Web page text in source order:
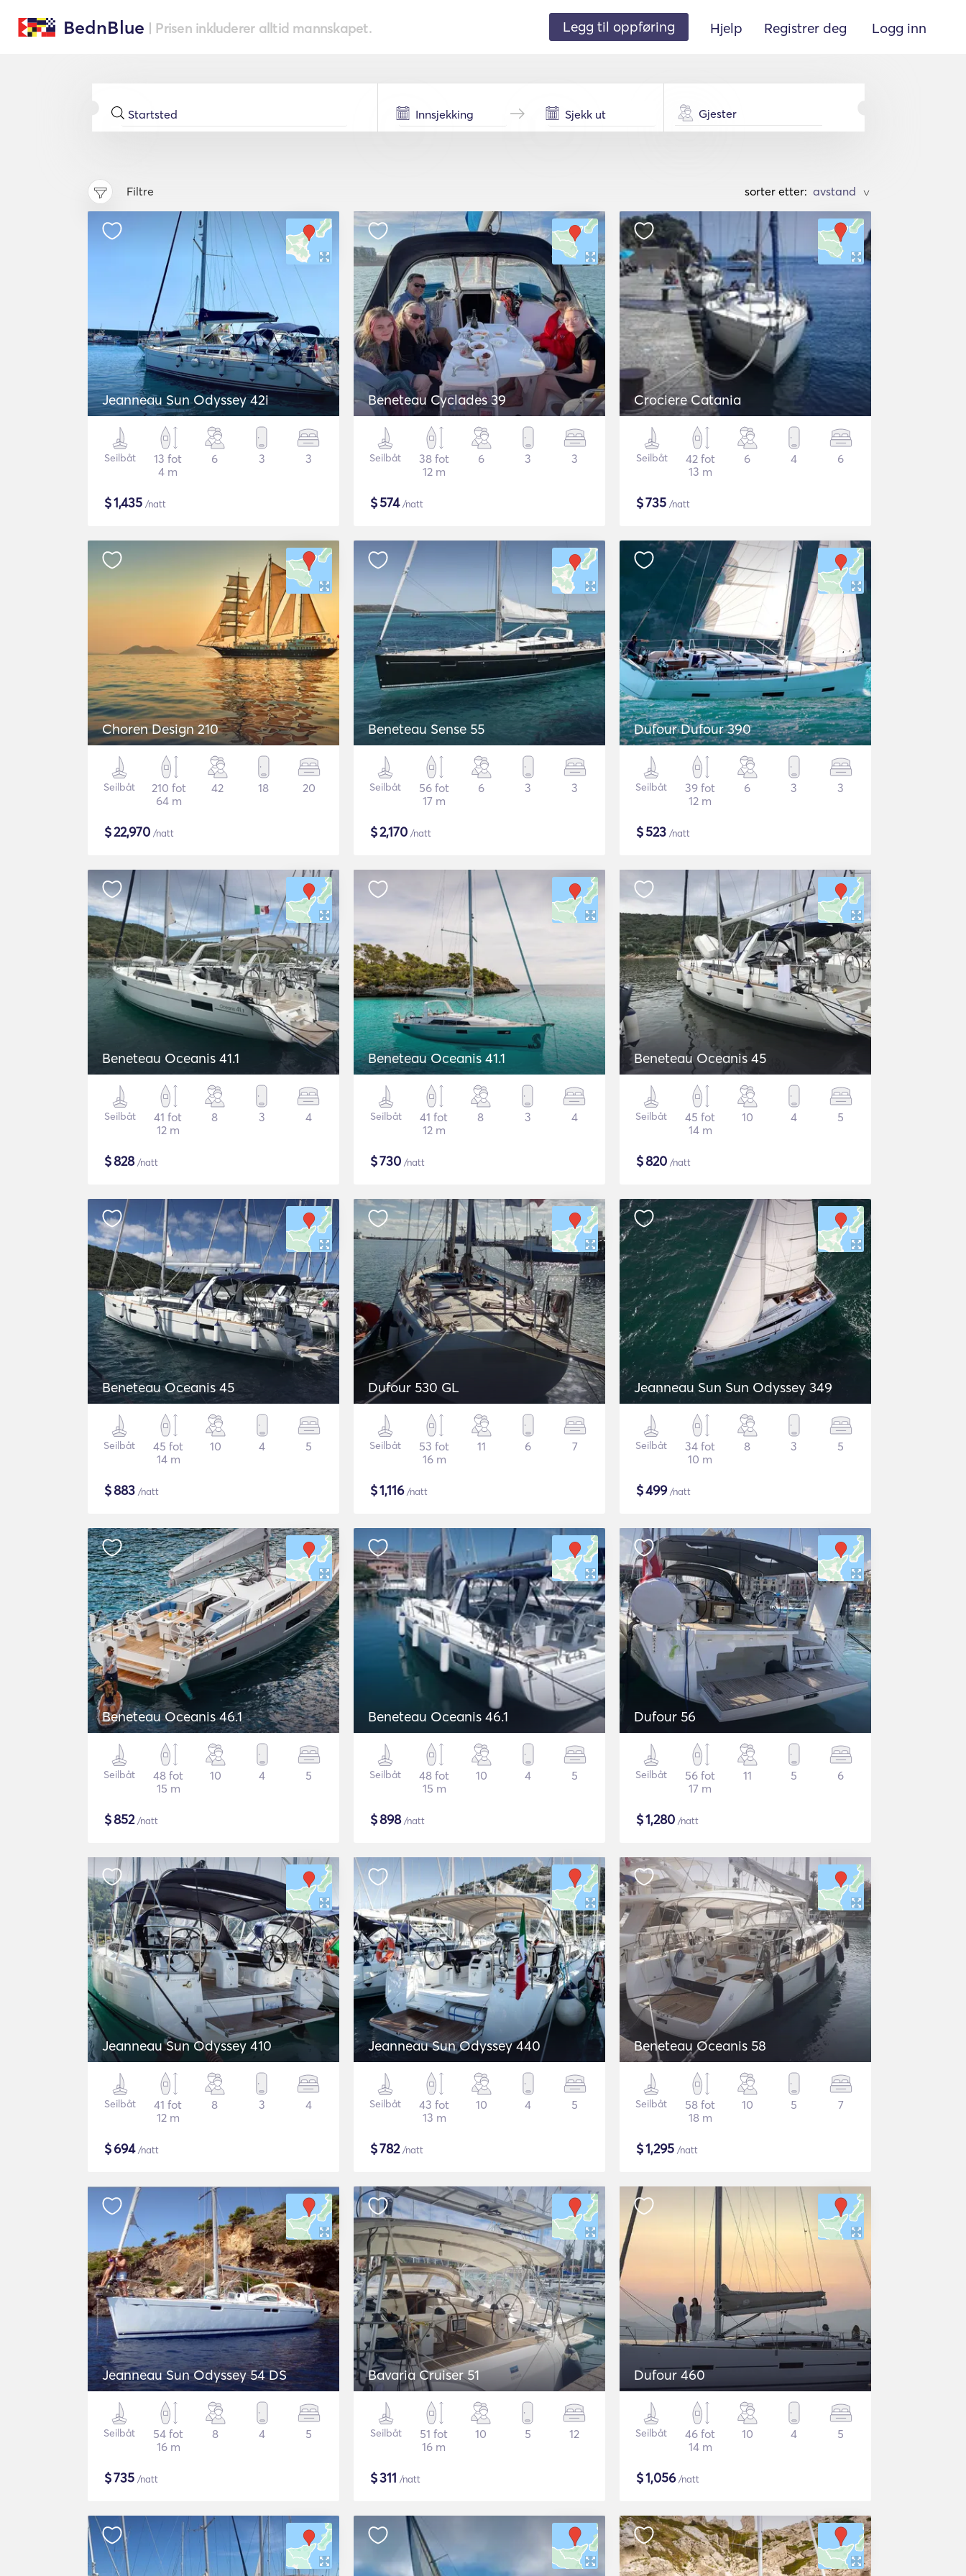
BednBlue | Prisen inkluderer alltid mannskapet. Legg til oppføring Hjelp Registrer deg Logg inn
Gjester
Filtre sorter etter: >
Jeanneau Sun Odyssey 42i
Seilbåt
13 fot
4 m
6 3 3
$1,435 /natt
Beneteau Cyclades 39
Seilbåt
38 fot
12 m
6 3 3
$574/natt
Crociere Catania
Seilbåt
42 fot
13 m
6 4 6
$735 /natt
Choren Design 210
Seilbåt
210 fot
64 m
42 18 20
$22,970 /natt
Beneteau Sense 55
Seilbåt
56 fot
17 m
6 3 3
$2,170 /natt
Dufour Dufour 390
Seilbåt
39 fot
12 m
6 3 3
$523 /natt
Beneteau Oceanis 41.1
Seilbåt
41 fot
12 m
8 3 4
$828/natt
Beneteau Oceanis 41.1
Seilbåt
41 fot
12 m
8 3 4
$730 /natt
Beneteau Oceanis 45
Seilbåt
45 fot
14 m
10 4 5
$820 /natt
Beneteau Oceanis 45
Seilbåt
45 fot
14 m
10 4 5
$883 /natt
Dufour 530 GL
Seilbåt
53 fot
16 m
11 6 7
$1,116/natt
Jeanneau Sun Sun Odyssey 349
Seilbåt
34 fot
10 m
8 3 5
$499/natt
Beneteau Oceanis 46.1
Seilbåt
48 fot
15 m
10 4 5
$852/natt
Beneteau Oceanis 46.1
Seilbåt
48 fot
15 m
10 4 5
$898/natt
Dufour 56
Seilbåt
56 fot
17 m
11 5 6
$1,280 /natt
Jeanneau Sun Odyssey 410
Seilbåt
41 fot
12 m
8 3 4
$694/natt
Jeanneau Sun Odyssey 440
Seilbåt
43 fot
13 m
10 4 5
$782/natt
Beneteau Oceanis 58
Seilbåt
58 fot
18 m
10 5 7
$1,295 /natt
Jeanneau Sun Odyssey 54 DS
Seilbåt
54 fot
16 m
8 4 5
$735 /natt
Bavaria Cruiser 51
Seilbåt
51 fot
16 m
10 5 12
$311 /natt
Dufour 460
Seilbåt
46 fot
14 m
10 4 5
$1,056/natt